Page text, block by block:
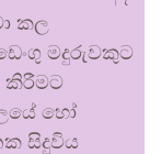
කල
මදුරුවකුට
කිරීමට
හෝ
සිදුවිය